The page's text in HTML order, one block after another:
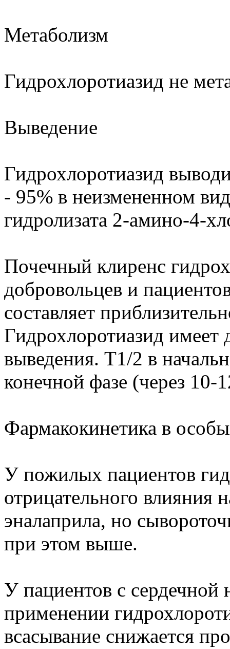
Метаболизм
Гидрохлоротиазид не
Выведение
Гидрохлоротиазид
- 95% в неизмененном
гидролизата 2-амино-4-
Почечный клиренс
добровольцев и
составляет
Гидрохлоротиазид
выведения. Т1/2 в
конечной фазе (через
Фармакокинетика в
У пожилых пациентов
отрицательного влияния
эналаприла, но
при этом выше.
У пациентов с сердечной
применении
всасывание снижается